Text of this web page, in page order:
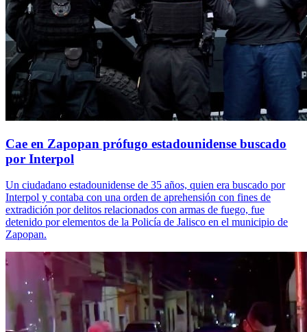
Cae en Zapopan prófugo estadounidense buscado
por Interpol
Un ciudadano estadounidense de 35 años, quien era buscado por
Interpol y contaba con una orden de aprehensión con fines de
extradición por delitos relacionados con armas de fuego, fue
detenido por elementos de la Policía de Jalisco en el municipio de
Zapopan.